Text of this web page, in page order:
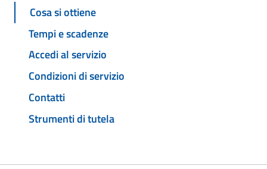
Cosa si ottiene
Tempi e scadenze
Accedi al servizio
Condizioni di servizio
Contatti
Strumenti di tutela